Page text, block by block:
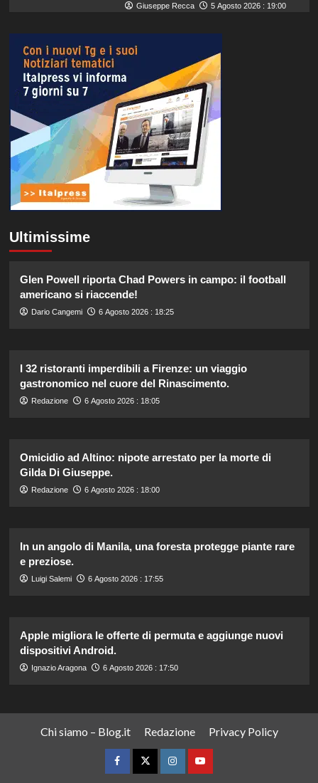
Giuseppe Recca 5 Agosto 2026 : 19:00
Ultimissime
Glen Powell riporta Chad Powers in campo: il football
americano si riaccende!
Dario Cangemi 6 Agosto 2026 : 18:25
I 32 ristoranti imperdibili a Firenze: un viaggio
gastronomico nel cuore del Rinascimento.
Redazione 6 Agosto 2026 : 18:05
Omicidio ad Altino: nipote arrestato per la morte di
Gilda Di Giuseppe.
Redazione 6 Agosto 2026 : 18:00
In un angolo di Manila, una foresta protegge piante rare
e preziose.
Luigi Salemi 6 Agosto 2026 : 17:55
Apple migliora le offerte di permuta e aggiunge nuovi
dispositivi Android.
Ignazio Aragona 6 Agosto 2026 : 17:50
Chi siamo – Blog.it Redazione Privacy Policy
FacebookTwitterInstagramYouTube